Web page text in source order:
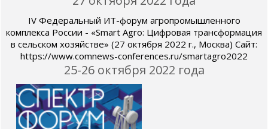
IV Федеральный ИТ-форум агропромышленного
комплекса России - «Smart Agro: Цифровая трансформация
в сельском хозяйстве» (27 октября 2022 г., Москва) Сайт:
https://www.comnews-conferences.ru/smartagro2022
25-26 октября 2022 года